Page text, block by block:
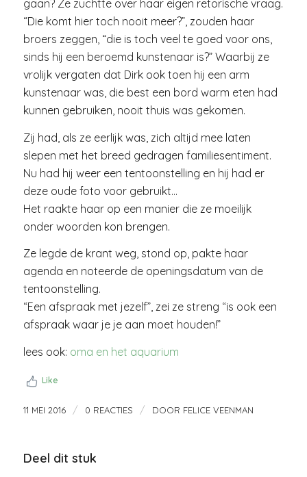
gaan? Ze zuchtte over haar eigen retorische vraag.
“Die komt hier toch nooit meer?”, zouden haar
broers zeggen, “die is toch veel te goed voor ons,
sinds hij een beroemd kunstenaar is?” Waarbij ze
vrolijk vergaten dat Dirk ook toen hij een arm
kunstenaar was, die best een bord warm eten had
kunnen gebruiken, nooit thuis was gekomen.
Zij had, als ze eerlijk was, zich altijd mee laten
slepen met het breed gedragen familiesentiment.
Nu had hij weer een tentoonstelling en hij had er
deze oude foto voor gebruikt…
Het raakte haar op een manier die ze moeilijk
onder woorden kon brengen.
Ze legde de krant weg, stond op, pakte haar
agenda en noteerde de openingsdatum van de
tentoonstelling.
“Een afspraak met jezelf”, zei ze streng “is ook een
afspraak waar je je aan moet houden!”
lees ook: oma en het aquarium
Like
11 MEI 2016 / 0 REACTIES / DOOR FELICE VEENMAN
Deel dit stuk